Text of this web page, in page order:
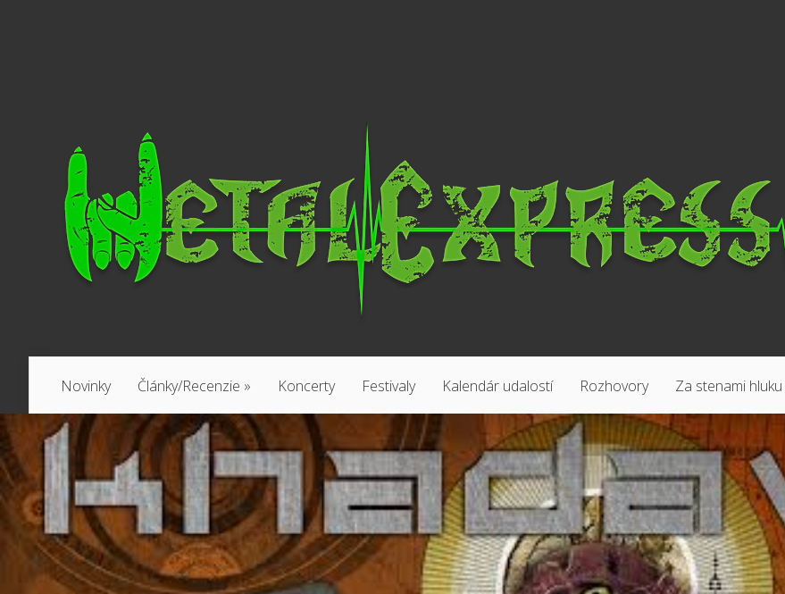
Novinky Články/Recenzie » Koncerty Festivaly Kalendár udalostí Rozhovory Za stenami hluku